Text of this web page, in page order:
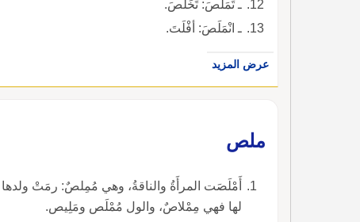
ـ تَمَلَّصَ: تَخَلَّصَ.
ـ انْمَلَصَ: أفْلَتَ.
عرض المزيد
ملص
أَمْلَصَت المرأَةُ والناقةُ، وهي مُمِلصٌ: رمَتْ ولدها
لها فهي مِمْلاصٌ، والول مُمْلَص ومَلِيص.